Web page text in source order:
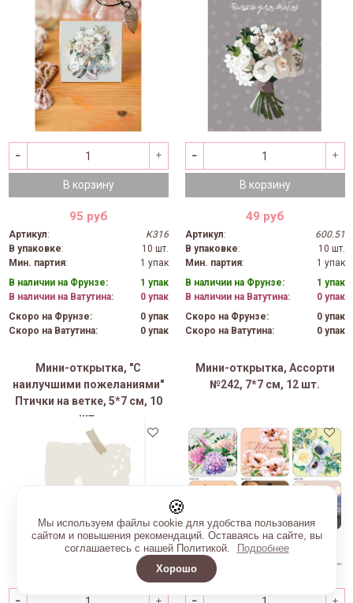
В корзину
95 руб
Артикул:
K316
В упаковке:
10 шт.
Мин. партия:
1 упак
В наличии на Фрунзе:
1 упак
В наличии на Ватутина:
0 упак
Скоро на Фрунзе:
0 упак
Скоро на Ватутина:
0 упак
В корзину
49 руб
Артикул:
600.51
В упаковке:
10 шт.
Мин. партия:
1 упак
В наличии на Фрунзе:
1 упак
В наличии на Ватутина:
0 упак
Скоро на Фрунзе:
0 упак
Скоро на Ватутина:
0 упак
Мини-открытка, "С
наилучшими пожеланиями"
Птички на ветке, 5*7 см, 10
шт.
Мини-открытка, Ассорти
№242, 7*7 см, 12 шт.
🍪
Мы используем файлы cookie для удобства пользования
сайтом и повышения рекомендаций. Оставаясь на сайте, вы
соглашаетесь с нашей Политикой.
Подробнее
Хорошо